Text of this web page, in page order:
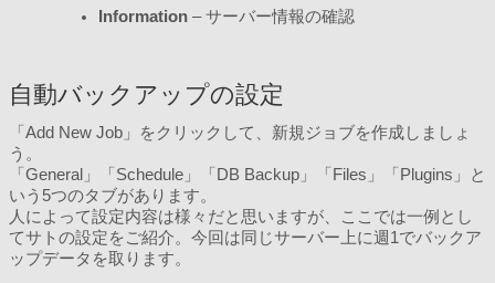
Information – サーバー情報の確認
自動バックアップの設定
「Add New Job」をクリックして、新規ジョブを作成しましょ
う。
「General」「Schedule」「DB Backup」「Files」「Plugins」と
いう5つのタブがあります。
人によって設定内容は様々だと思いますが、ここでは一例とし
てサトの設定をご紹介。今回は同じサーバー上に週1でバックア
ップデータを取ります。